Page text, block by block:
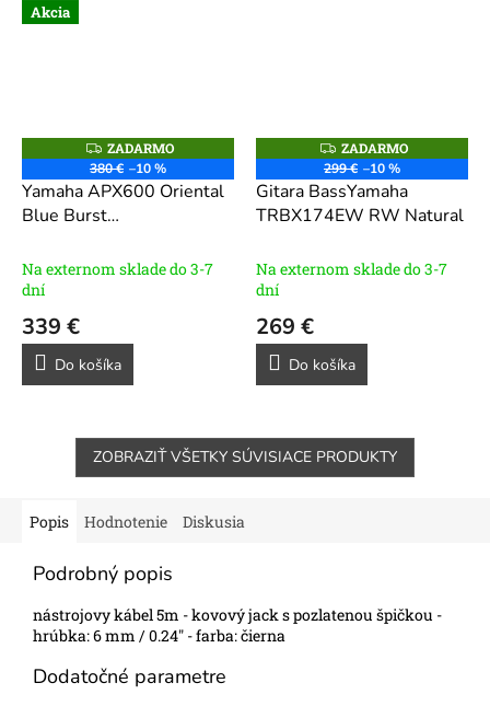
Akcia
Z
A
D
A
R
M
ZADARMO
380 € –10 %
Yamaha APX600 Oriental
Blue Burst
Jumbo
Na externom sklade do 3-7
dní
339 €
Do košíka
Z
A
D
A
R
M
ZADARMO
299 € –10 %
Gitara BassYamaha
TRBX174EW RW Natural
Na externom sklade do 3-7
dní
269 €
Do košíka
ZOBRAZIŤ VŠETKY SÚVISIACE PRODUKTY
Popis Hodnotenie Diskusia
Podrobný popis
nástrojovy kábel 5m - kovový jack s pozlatenou špičkou -
hrúbka: 6 mm / 0.24" - farba: čierna
Dodatočné parametre